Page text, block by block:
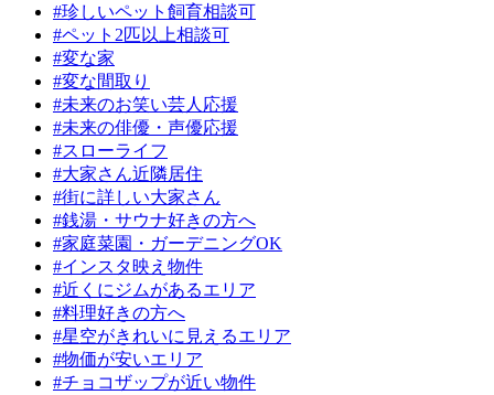
#珍しいペット飼育相談可
#ペット2匹以上相談可
#変な家
#変な間取り
#未来のお笑い芸人応援
#未来の俳優・声優応援
#スローライフ
#大家さん近隣居住
#街に詳しい大家さん
#銭湯・サウナ好きの方へ
#家庭菜園・ガーデニングOK
#インスタ映え物件
#近くにジムがあるエリア
#料理好きの方へ
#星空がきれいに見えるエリア
#物価が安いエリア
#チョコザップが近い物件